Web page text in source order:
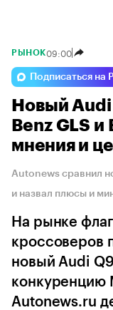
РЫНОК09:00
Подписаться на
Новый
Benz GLS
мнения и
Autonews сравнил
и назвал плюсы и
На рынке
кроссоверов
новый Audi
конкуренцию
Autonews.ru